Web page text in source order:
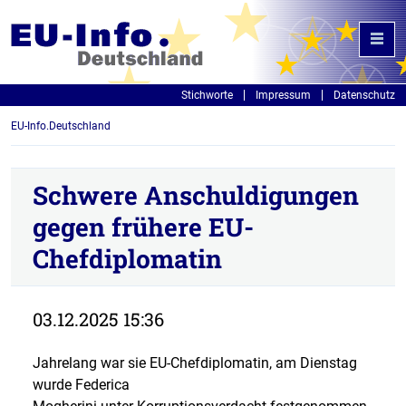
Stichworte Impressum Datenschutz
EU-Info.Deutschland
Schwere Anschuldigungen
gegen frühere EU-
Chefdiplomatin
03.12.2025 15:36
Jahrelang war sie EU-Chefdiplomatin, am Dienstag
wurde Federica